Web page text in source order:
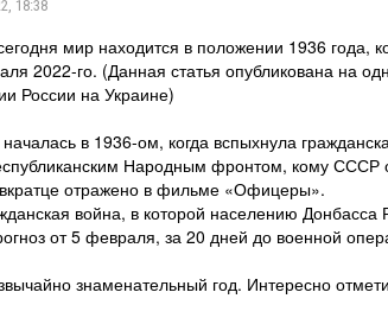
18:38
мир находится в положении 1936 года,
2022-го. (Данная статья опубликована на
России на Украине)
в 1936-ом, когда вспыхнула
Народным фронтом, кому СССР
отражено в фильме «Офицеры».
война, в которой населению
от 5 февраля, за 20 дней до военной
знаменательный год. Интересно